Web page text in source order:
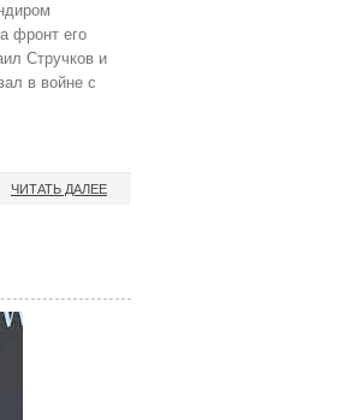
фронт eго
Стручков и
в войне с
ЧИТАТЬ ДАЛЕЕ